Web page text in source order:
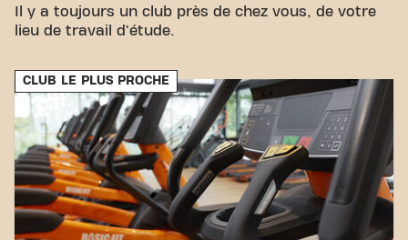
Poste est à quelques minutes à pied.Train : La
gare de Somain est également facilement
objectifs de fitness n'a jamais été aussi simple.
Venez au Basic-Fit Somain Place Victor Hugo et
faites partie de notre communauté fitness !
Il y a toujours un club près de chez vous, de votre
lieu de travail d'étude.
CLUB LE PLUS PROCHE